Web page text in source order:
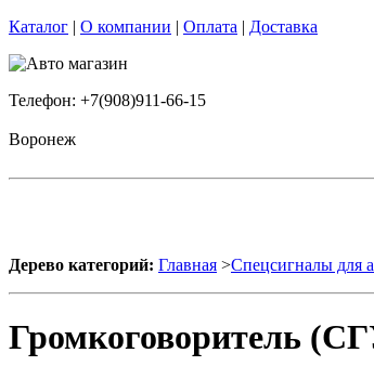
Каталог | О компании | Оплата | Доставка
Телефон: +7(908)911-66-15
Воронеж
Дерево категорий: Главная >Спецсигналы для
Громкоговоритель